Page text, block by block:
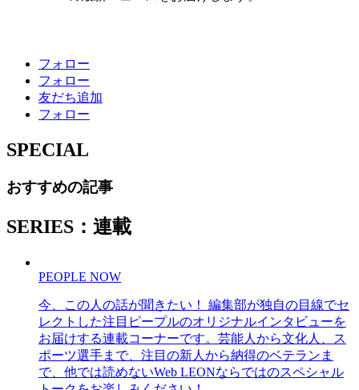
フォロー
フォロー
友だち追加
フォロー
SPECIAL
おすすめの記事
SERIES：連載
PEOPLE NOW
今、この人の話が聞きたい！ 編集部が独自の目線でセ
レクトした注目ピープルのオリジナルインタビューを
お届けする連載コーナーです。芸能人から文化人、ス
ポーツ選手まで、注目の新人から納得のベテランま
で、他では読めないWeb LEONならではのスペシャル